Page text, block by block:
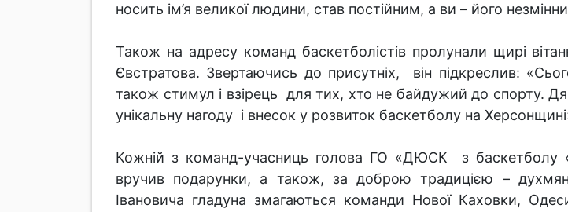
носить ім’я великої людини, став постійним, а ви – його
Також на адресу команд баскетболістів пролунали щирі
Євстратова. Звертаючись до присутніх, він підкреслив:
також стимул і взірець для тих, хто не байдужий до спорту.
унікальну нагоду і внесок у розвиток баскетболу на
Кожній з команд-учасниць голова ГО «ДЮСК з баскетболу
вручив подарунки, а також, за доброю традицією –
Івановича гладуна змагаються команди Нової Каховки,